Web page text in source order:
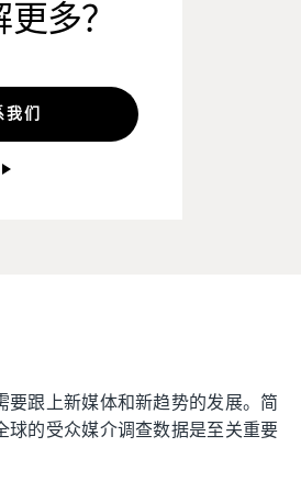
多？
我们
要跟上新媒体和新趋势的发展。简
球的受众媒介调查数据是至关重要